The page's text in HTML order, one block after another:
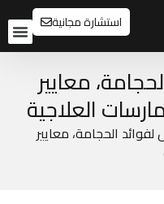
استشارة مجانية
معايير
العلاجية
الحجامة، معايير